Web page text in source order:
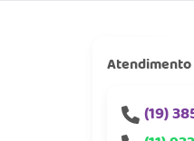
Atendimento
(19)